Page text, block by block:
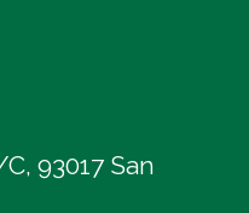
93017 San